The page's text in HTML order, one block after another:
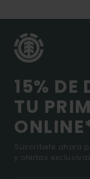
15% DE
TU
Suscríbete ahora
y ofertas